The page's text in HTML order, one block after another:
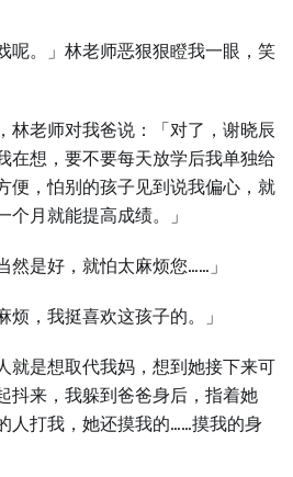
呢。」林老师恶狠狠瞪我一眼，笑
林老师对我爸说：「对了，谢晓辰
在想，要不要每天放学后我单独给
便，怕别的孩子见到说我偏心，就
月就能提高成绩。」
然是好，就怕太麻烦您……」
，我挺喜欢这孩子的。」
就是想取代我妈，想到她接下来可
抖来，我躲到爸爸身后，指着她
人打我，她还摸我的……摸我的身